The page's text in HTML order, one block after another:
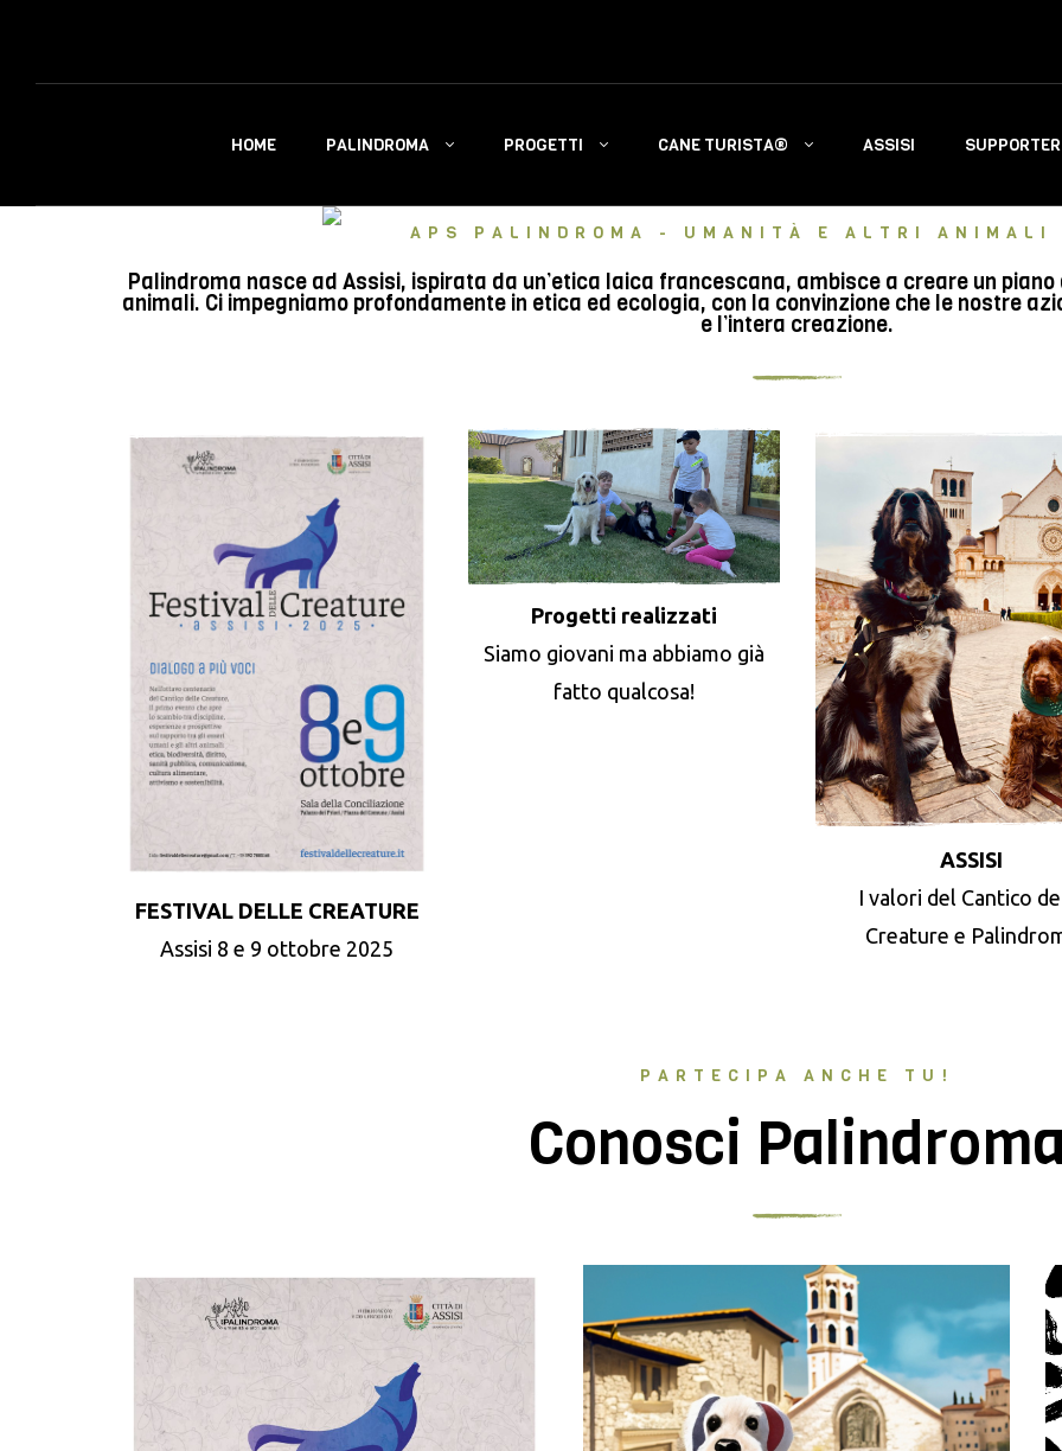
HOME PALINDROMA PROGETTI CANE TURISTA® ASSISI
APS PALINDROMA - UMANITÀ E ALTRI
Palindroma nasce ad Assisi, ispirata da un’etica laica francescana, ambisce a creare un
animali. Ci impegniamo profondamente in etica ed ecologia, con la convinzione che le nostre
e l’intera creazione.
FESTIVAL DELLE CREATURE
Assisi 8 e 9 ottobre 2025
Progetti realizzati
Siamo giovani ma abbiamo già
fatto qualcosa!
ASSISI
I valori del Cantico
Creature e
PARTECIPA ANCHE TU!
Conosci